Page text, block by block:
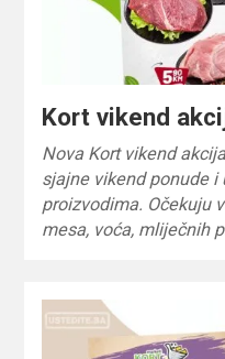
Kort vikend
Nova Kort vikend
sjajne vikend ponude
proizvodima. Očekuju
mesa, voća, mliječnih